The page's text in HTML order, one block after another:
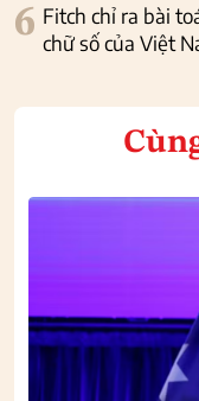
6 Fitch chỉ ra bài
chữ số của Việt